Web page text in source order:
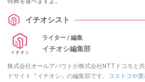
イチオシスト
ライター / 編集
イチオシ編集部
株式会社オールアバウトが株式会社NTTドコモと
ドサイト『イチオシ』の編集部です。
コストコや業